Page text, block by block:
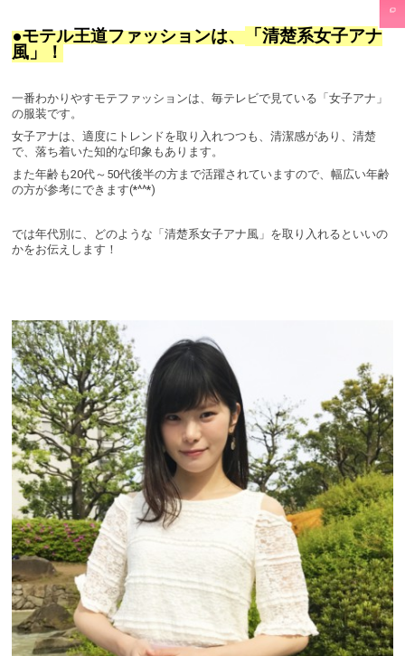
●モテル王道ファッションは、 「清楚系女子アナ
風」！
一番わかりやすモテファッションは、毎テレビで見ている「女子アナ」
の服装です。
女子アナは、適度にトレンドを取り入れつつも、清潔感があり、清楚
で、落ち着いた知的な印象もあります。
また年齢も20代～50代後半の方まで活躍されていますので、幅広い年齢
の方が参考にできます(*^^*)
では年代別に、どのような「清楚系女子アナ風」を取り入れるといいの
かをお伝えします！